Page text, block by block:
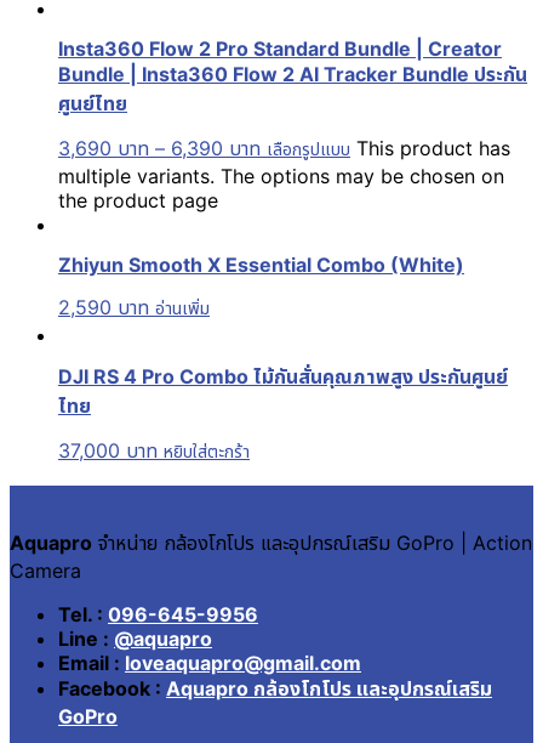
Insta360 Flow 2 Pro Standard Bundle | Creator
Bundle | Insta360 Flow 2 AI Tracker Bundle ประกัน
ศูนย์ไทย
3,690 บาท – 6,390 บาท เลือกรูปแบบ This product has
multiple variants. The options may be chosen on
the product page
Zhiyun Smooth X Essential Combo (White)
2,590 บาท อ่านเพิ่ม
DJI RS 4 Pro Combo ไม้กันสั่นคุณภาพสูง ประกันศูนย์
ไทย
37,000 บาท หยิบใส่ตะกร้า
Aquapro จำหน่าย กล้องโกโปร และอุปกรณ์เสริม GoPro | Action
Camera
Tel. : 096-645-9956
Line : @aquapro
Email : loveaquapro@gmail.com
Facebook : Aquapro กล้องโกโปร และอุปกรณ์เสริม
GoPro